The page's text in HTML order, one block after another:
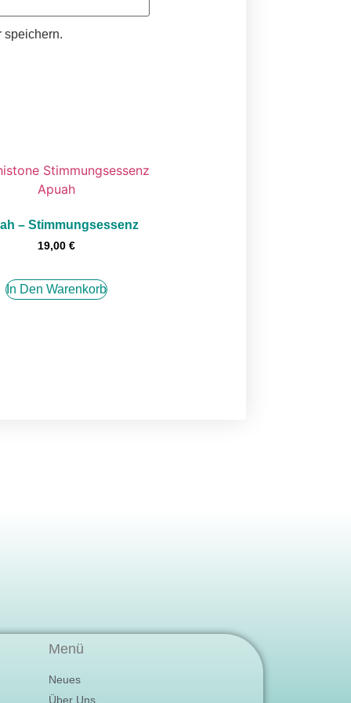
speichern.
– Stimmungsessenz
19,00€
In Den Warenkorb
Menü
Neues
Über Uns